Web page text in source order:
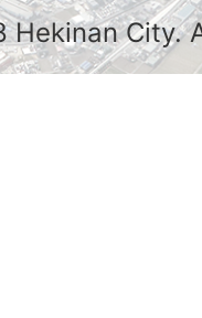
City.